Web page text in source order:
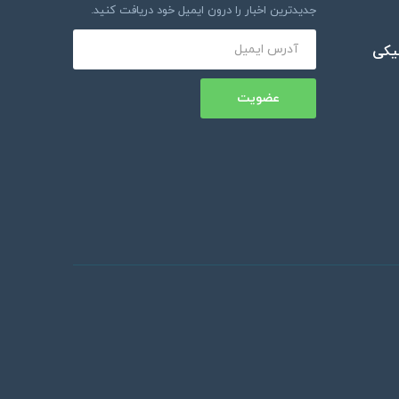
جدیدترین اخبار را درون ایمیل خود دریافت کنید.
عضویت